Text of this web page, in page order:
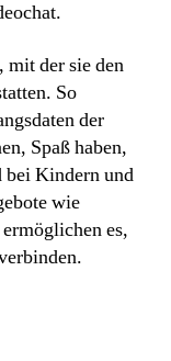
der sie den
So
der
Spaß haben,
bei Kindern und
wie
es,